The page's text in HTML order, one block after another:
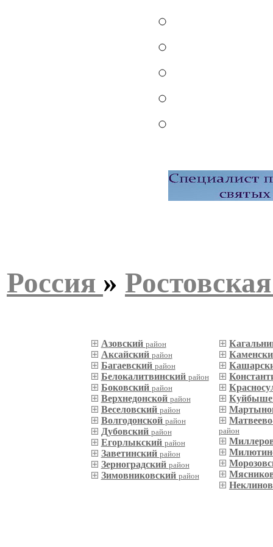
Россия »
Азовский район
Аксайский район
Багаевский район
Белокалитвинский район
Боковский район
Верхнедонской район
Веселовский район
Волгодонской район
Дубовский район
Егорлыкский район
Заветинский район
Зерноградский район
Зимовниковский район
район